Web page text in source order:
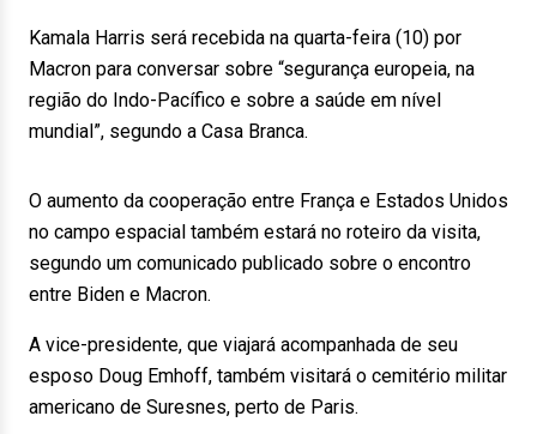
Kamala Harris será recebida na quarta-feira (10) por
Macron para conversar sobre “segurança europeia, na
região do Indo-Pacífico e sobre a saúde em nível
mundial”, segundo a Casa Branca.
O aumento da cooperação entre França e Estados Unidos
no campo espacial também estará no roteiro da visita,
segundo um comunicado publicado sobre o encontro
entre Biden e Macron.
A vice-presidente, que viajará acompanhada de seu
esposo Doug Emhoff, também visitará o cemitério militar
americano de Suresnes, perto de Paris.